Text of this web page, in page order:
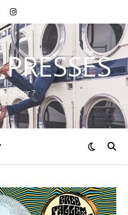
courir ?